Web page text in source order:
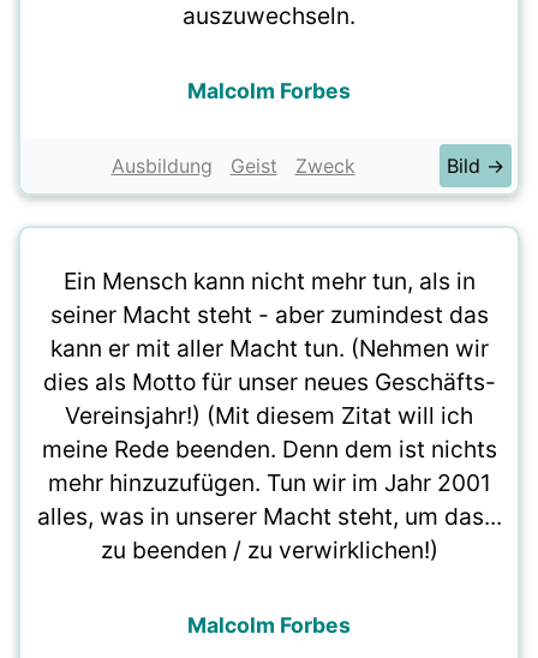
auszuwechseln.
Malcolm Forbes
Ausbildung Geist Zweck Bild →
Ein Mensch kann nicht mehr tun, als in
seiner Macht steht - aber zumindest das
kann er mit aller Macht tun. (Nehmen wir
dies als Motto für unser neues Geschäfts-
Vereinsjahr!) (Mit diesem Zitat will ich
meine Rede beenden. Denn dem ist nichts
mehr hinzuzufügen. Tun wir im Jahr 2001
alles, was in unserer Macht steht, um das...
zu beenden / zu verwirklichen!)
Malcolm Forbes